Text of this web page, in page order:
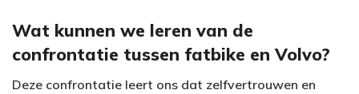
Wat kunnen we leren van de
confrontatie tussen fatbike en Volvo?
Deze confrontatie leert ons dat zelfvertrouwen en